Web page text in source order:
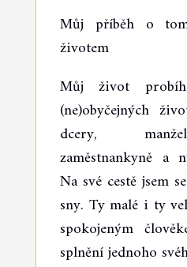
Můj příběh o
životem
Můj život
(ne)obyčejných
dcery,
zaměstnankyně a
Na své cestě jsem
sny. Ty malé i ty
spokojeným
splnění jednoho